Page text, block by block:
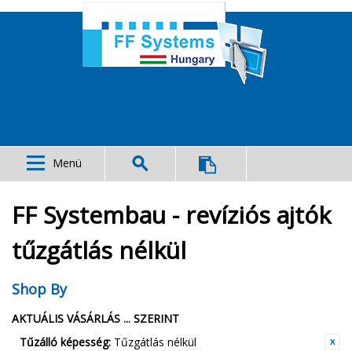
Menü
FF Systembau - revíziós ajtók
tűzgátlás nélkül
Shop By
AKTUÁLIS VÁSÁRLÁS ... SZERINT
Tűzálló képesség: Tűzgátlás nélkül